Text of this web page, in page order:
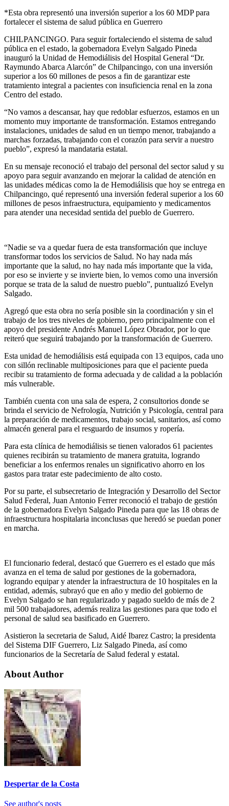
*Esta obra representó una inversión superior a los 60 MDP para
fortalecer el sistema de salud pública en Guerrero
CHILPANCINGO. Para seguir fortaleciendo el sistema de salud
pública en el estado, la gobernadora Evelyn Salgado Pineda
inauguró la Unidad de Hemodiálisis del Hospital General “Dr.
Raymundo Abarca Alarcón” de Chilpancingo, con una inversión
superior a los 60 millones de pesos a fin de garantizar este
tratamiento integral a pacientes con insuficiencia renal en la zona
Centro del estado.
“No vamos a descansar, hay que redoblar esfuerzos, estamos en un
momento muy importante de transformación. Estamos entregando
instalaciones, unidades de salud en un tiempo menor, trabajando a
marchas forzadas, trabajando con el corazón para servir a nuestro
pueblo”, expresó la mandataria estatal.
En su mensaje reconoció el trabajo del personal del sector salud y su
apoyo para seguir avanzando en mejorar la calidad de atención en
las unidades médicas como la de Hemodiálisis que hoy se entrega en
Chilpancingo, qué representó una inversión federal superior a los 60
millones de pesos infraestructura, equipamiento y medicamentos
para atender una necesidad sentida del pueblo de Guerrero.
“Nadie se va a quedar fuera de esta transformación que incluye
transformar todos los servicios de Salud. No hay nada más
importante que la salud, no hay nada más importante que la vida,
por eso se invierte y se invierte bien, lo vemos como una inversión
porque se trata de la salud de nuestro pueblo”, puntualizó Evelyn
Salgado.
Agregó que esta obra no sería posible sin la coordinación y sin el
trabajo de los tres niveles de gobierno, pero principalmente con el
apoyo del presidente Andrés Manuel López Obrador, por lo que
reiteró que seguirá trabajando por la transformación de Guerrero.
Esta unidad de hemodiálisis está equipada con 13 equipos, cada uno
con sillón reclinable multiposiciones para que el paciente pueda
recibir su tratamiento de forma adecuada y de calidad a la población
más vulnerable.
También cuenta con una sala de espera, 2 consultorios donde se
brinda el servicio de Nefrología, Nutrición y Psicología, central para
la preparación de medicamentos, trabajo social, sanitarios, así como
almacén general para el resguardo de insumos y ropería.
Para esta clínica de hemodiálisis se tienen valorados 61 pacientes
quienes recibirán su tratamiento de manera gratuita, logrando
beneficiar a los enfermos renales un significativo ahorro en los
gastos para tratar este padecimiento de alto costo.
Por su parte, el subsecretario de Integración y Desarrollo del Sector
Salud Federal, Juan Antonio Ferrer reconoció el trabajo de gestión
de la gobernadora Evelyn Salgado Pineda para que las 18 obras de
infraestructura hospitalaria inconclusas que heredó se puedan poner
en marcha.
El funcionario federal, destacó que Guerrero es el estado que más
avanza en el tema de salud por gestiones de la gobernadora,
logrando equipar y atender la infraestructura de 10 hospitales en la
entidad, además, subrayó que en año y medio del gobierno de
Evelyn Salgado se han regularizado y pagado sueldo de más de 2
mil 500 trabajadores, además realiza las gestiones para que todo el
personal de salud sea basificado en Guerrero.
Asistieron la secretaria de Salud, Aidé Ibarez Castro; la presidenta
del Sistema DIF Guerrero, Liz Salgado Pineda, así como
funcionarios de la Secretaría de Salud federal y estatal.
About Author
Despertar de la Costa
See author's posts